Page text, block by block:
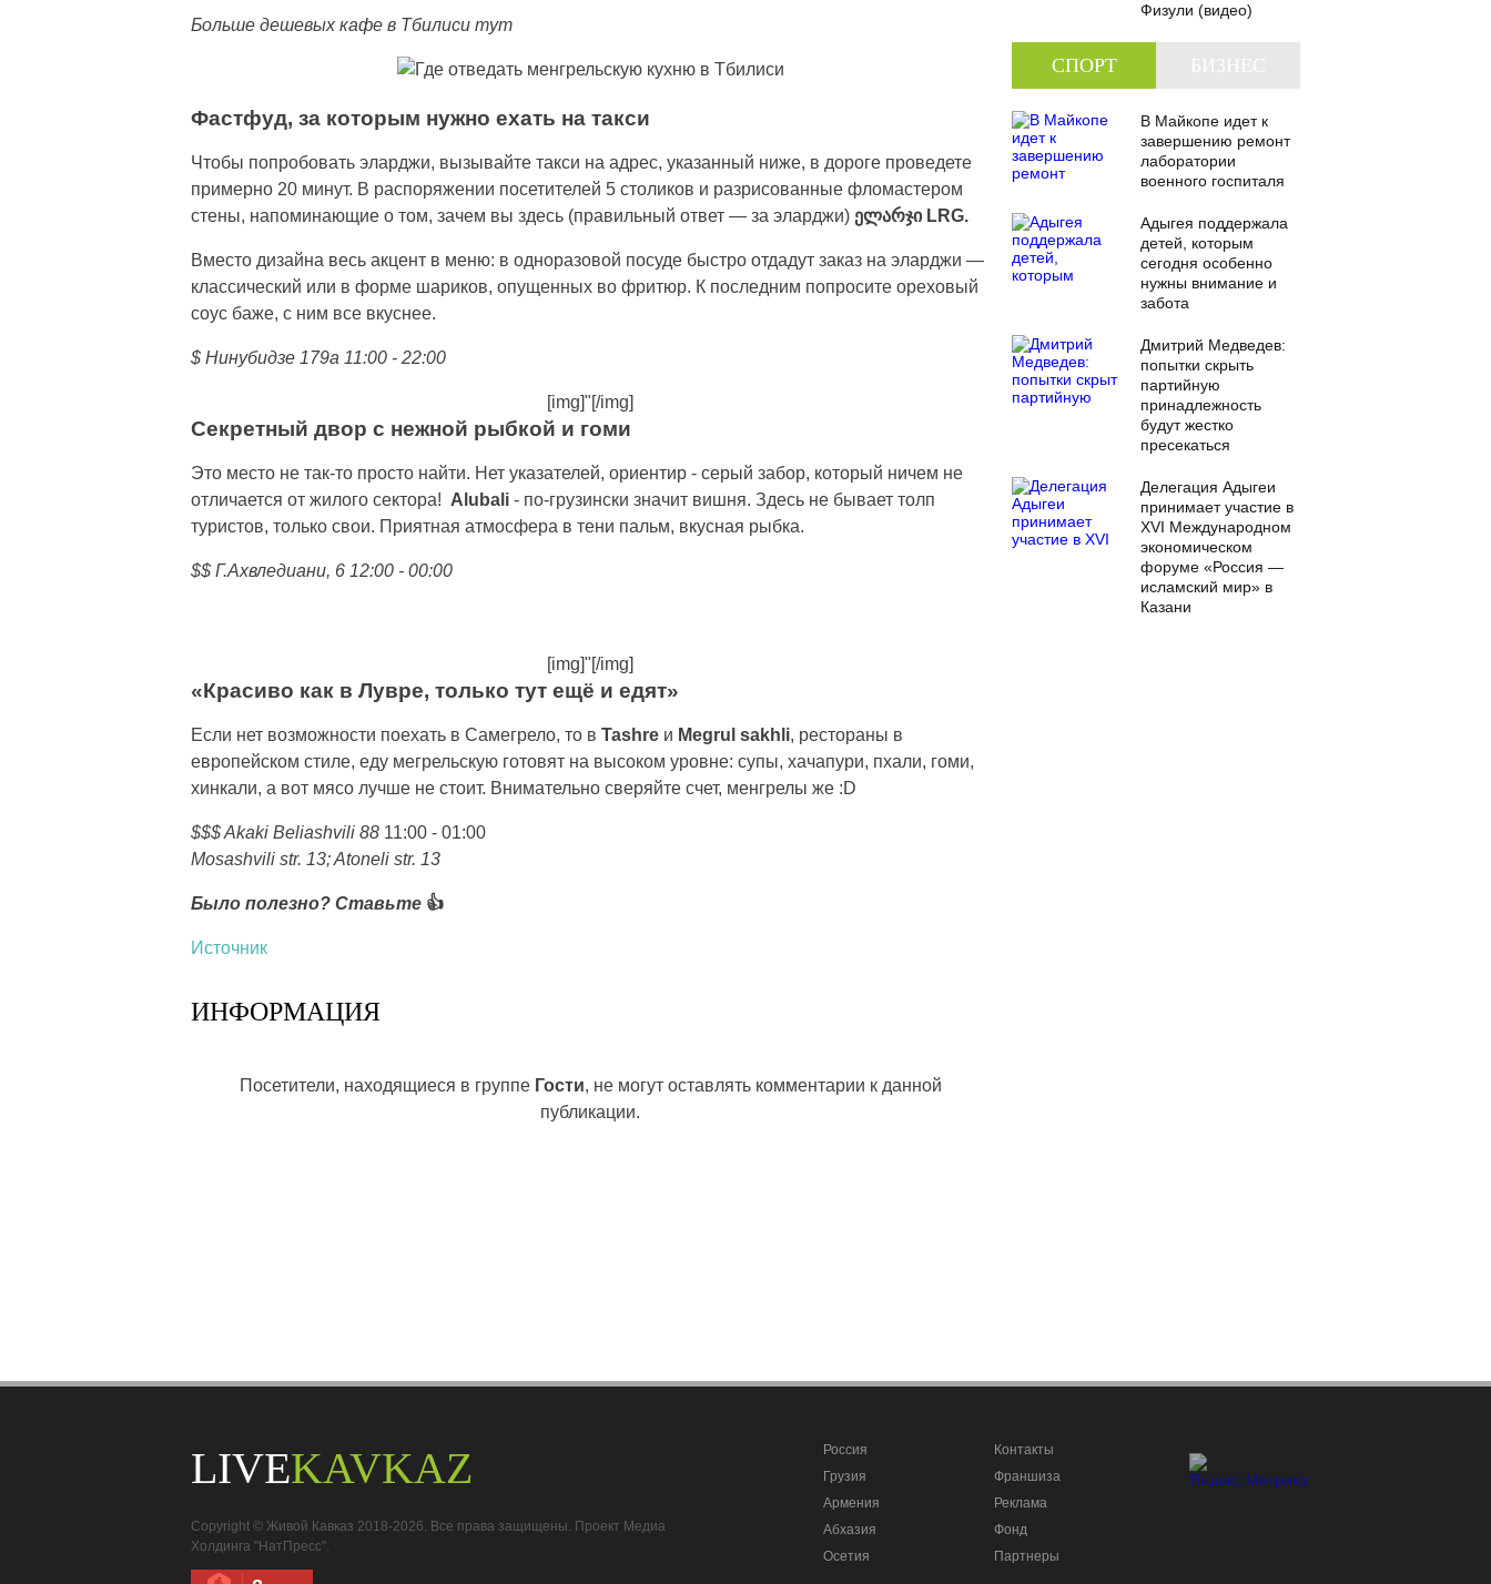
Больше дешевых кафе в Тбилиси тут
Фастфуд, за которым нужно ехать на такси
Чтобы попробовать эларджи, вызывайте такси на адрес, указанный ниже, в дороге проведете
примерно 20 минут. В распоряжении посетителей 5 столиков и разрисованные фломастером
стены, напоминающие о том, зачем вы здесь (правильный ответ — за эларджи) ელარჯი LRG.
Вместо дизайна весь акцент в меню: в одноразовой посуде быстро отдадут заказ на эларджи —
классический или в форме шариков, опущенных во фритюр. К последним попросите ореховый
соус баже, с ним все вкуснее.
$ Нинубидзе 179a 11:00 - 22:00
[img]"[/img]
Секретный двор с нежной рыбкой и гоми
Это место не так-то просто найти. Нет указателей, ориентир - серый забор, который ничем не
отличается от жилого сектора! Alubali - по-грузински значит вишня. Здесь не бывает толп
туристов, только свои. Приятная атмосфера в тени пальм, вкусная рыбка.
$$ Г.Ахвледиани, 6 12:00 - 00:00
[img]"[/img]
«Красиво как в Лувре, только тут ещё и едят»
Если нет возможности поехать в Самегрело, то в Tashre и Megrul sakhli, рестораны в
европейском стиле, еду мегрельскую готовят на высоком уровне: супы, хачапури, пхали, гоми,
хинкали, а вот мясо лучше не стоит. Внимательно сверяйте счет, менгрелы же :D
$$$ Akaki Beliashvili 88 11:00 - 01:00
Mosashvili str. 13; Atoneli str. 13
Было полезно? Ставьте 👍
Источник
ИНФОРМАЦИЯ
Посетители, находящиеся в группе Гости, не могут оставлять комментарии к данной
публикации.
Физули (видео)
СПОРТ
В Майкопе идет к
завершению ремонт
лаборатории
военного госпиталя
Адыгея поддержала
детей, которым
сегодня особенно
нужны внимание и
забота
Дмитрий Медведев:
попытки скрыть
партийную
принадлежность
будут жестко
пресекаться
Делегация Адыгеи
принимает участие в
XVI Международном
экономическом
форуме «Россия —
исламский мир» в
Казани
LIVEKAVKAZ
Copyright © Живой Кавказ 2018-2026. Все права защищены. Проект Медиа
Холдинга "НатПресс".
Россия
Грузия
Армения
Абхазия
Осетия
Контакты
Франшиза
Реклама
Фонд
Партнеры